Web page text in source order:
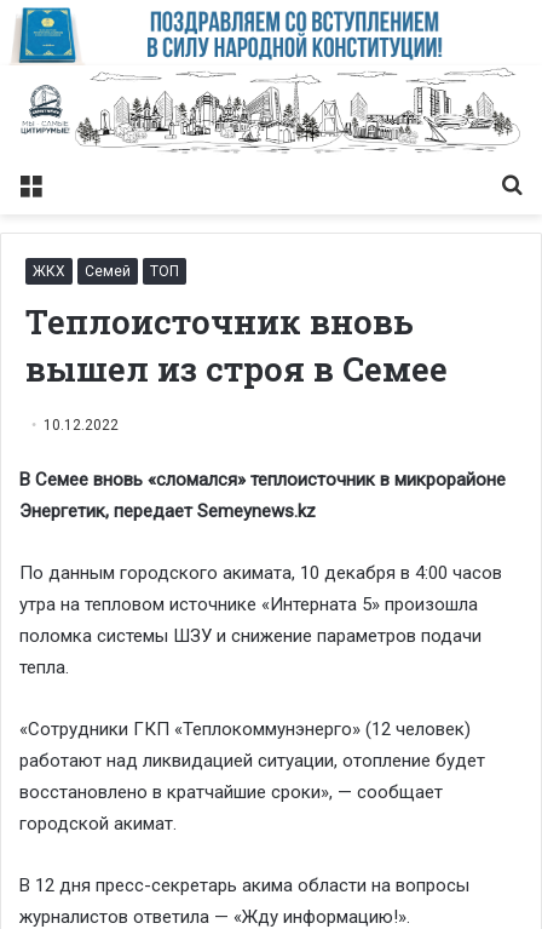
Меню
ЖКХ Семей ТОП
Теплоисточник вновь
вышел из строя в Семее
10.12.2022
В Семее вновь «сломался» теплоисточник в микрорайоне
Энергетик, передает Semeynews.kz
По данным городского акимата, 10 декабря в 4:00 часов
утра на тепловом источнике «Интерната 5» произошла
поломка системы ШЗУ и снижение параметров подачи
тепла.
«Сотрудники ГКП «Теплокоммунэнерго» (12 человек)
работают над ликвидацией ситуации, отопление будет
восстановлено в кратчайшие сроки», — сообщает
городской акимат.
В 12 дня пресс-секретарь акима области на вопросы
журналистов ответила — «Жду информацию!».